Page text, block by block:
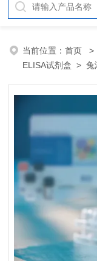
当前位置：首页 >
ELISA试剂盒 > 兔